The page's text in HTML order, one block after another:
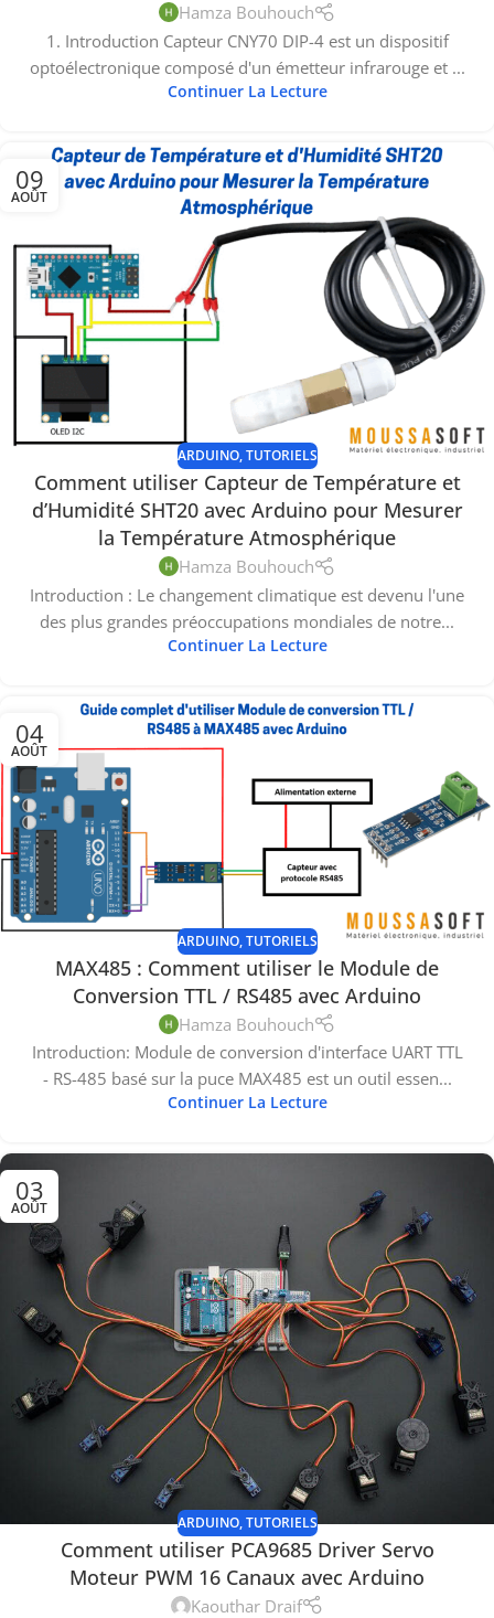
Hamza Bouhouch
1. Introduction Capteur CNY70 DIP-4 est un dispositif
optoélectronique composé d'un émetteur infrarouge et ...
Continuer La Lecture
09
AOÛT
ARDUINO,TUTORIELS
Comment utiliser Capteur de Température et
d’Humidité SHT20 avec Arduino pour Mesurer
la Température Atmosphérique
Hamza Bouhouch
Introduction : Le changement climatique est devenu l'une
des plus grandes préoccupations mondiales de notre...
Continuer La Lecture
04
AOÛT
ARDUINO,TUTORIELS
MAX485 : Comment utiliser le Module de
Conversion TTL / RS485 avec Arduino
Hamza Bouhouch
Introduction: Module de conversion d'interface UART TTL
- RS-485 basé sur la puce MAX485 est un outil essen...
Continuer La Lecture
03
AOÛT
ARDUINO,TUTORIELS
Comment utiliser PCA9685 Driver Servo
Moteur PWM 16 Canaux avec Arduino
Kaouthar Draif